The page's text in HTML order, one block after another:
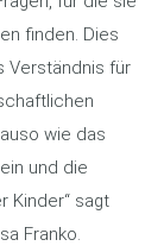
finden. Dies
Verständnis für
wie das
und die
Kinder“ sagt
Franko.